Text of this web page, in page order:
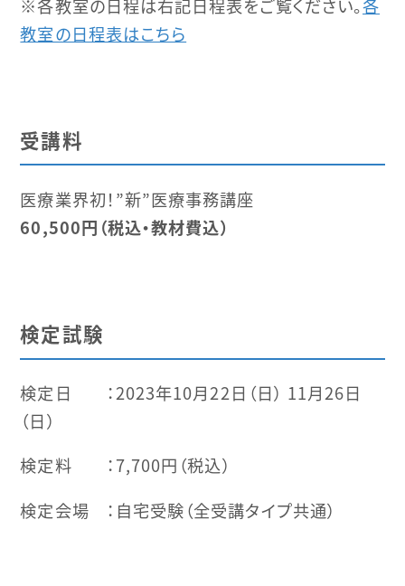
※各教室の日程は右記日程表をご覧ください。各
教室の日程表はこちら
受講料
医療業界初！”新”医療事務講座
60,500円（税込・教材費込）
検定試験
検定日 ：2023年10月22日（日） 11月26日
（日）
検定料 ：7,700円（税込）
検定会場 ：自宅受験（全受講タイプ共通）